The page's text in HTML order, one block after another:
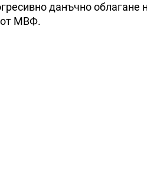
данъчно облагане
от МВФ.